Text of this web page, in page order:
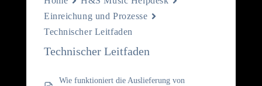
Einreichung und Prozesse
Technischer Leitfaden
Technischer Leitfaden
Wie funktioniert die Auslieferung von